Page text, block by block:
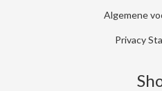
Algemene
Privacy